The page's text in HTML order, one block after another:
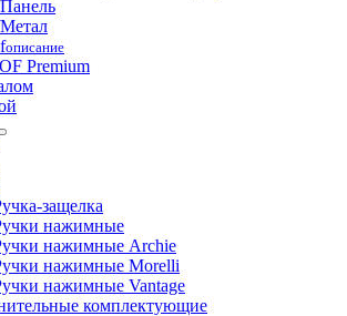
описание
Premium
защелка
нажимные
нажимные Archie
нажимные Morelli
нажимные Vantage
комплектующие